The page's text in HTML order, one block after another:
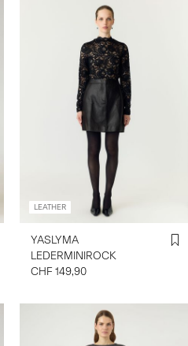
LEATHER
YASLYMA
LEDERMINIROCK
CHF 149,90